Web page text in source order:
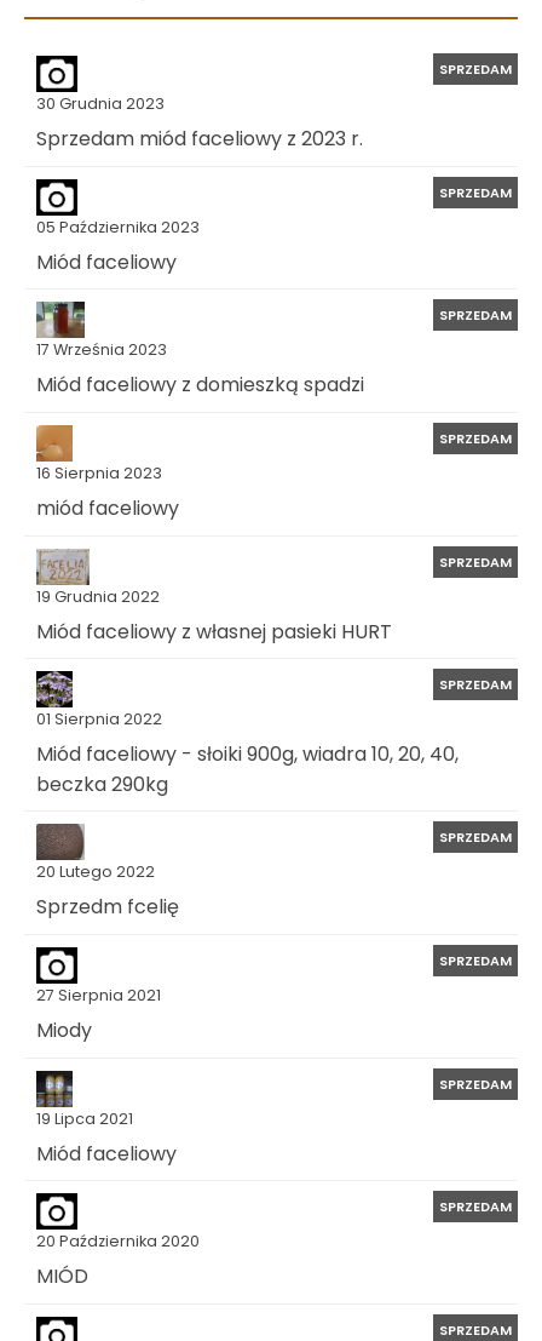
30 Grudnia 2023
SPRZEDAM
Sprzedam miód faceliowy z 2023 r.
05 Października 2023
SPRZEDAM
Miód faceliowy
17 Września 2023
SPRZEDAM
Miód faceliowy z domieszką spadzi
16 Sierpnia 2023
SPRZEDAM
miód faceliowy
19 Grudnia 2022
SPRZEDAM
Miód faceliowy z własnej pasieki HURT
01 Sierpnia 2022
SPRZEDAM
Miód faceliowy - słoiki 900g, wiadra 10, 20, 40,
beczka 290kg
20 Lutego 2022
SPRZEDAM
Sprzedm fcelię
27 Sierpnia 2021
SPRZEDAM
Miody
19 Lipca 2021
SPRZEDAM
Miód faceliowy
20 Października 2020
SPRZEDAM
MIÓD
SPRZEDAM